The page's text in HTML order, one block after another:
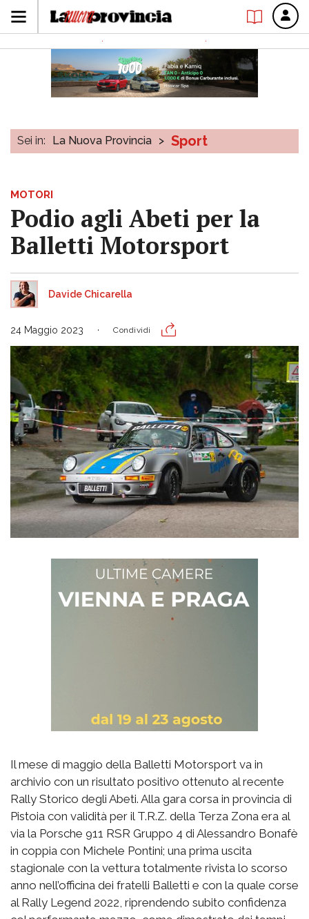
Sei in: La Nuova Provincia > Sport
MOTORI
Podio agli Abeti per la
Balletti Motorsport
Davide Chicarella
24 Maggio 2023 Condividi
Il mese di maggio della Balletti Motorsport va in
archivio con un risultato positivo ottenuto al recente
Rally Storico degli Abeti. Alla gara corsa in provincia di
Pistoia con validità per il T.R.Z. della Terza Zona era al
via la Porsche 911 RSR Gruppo 4 di Alessandro Bonafè
in coppia con Michele Pontini; una prima uscita
stagionale con la vettura totalmente rivista lo scorso
anno nell’officina dei fratelli Balletti e con la quale corse
al Rally Legend 2022, riprendendo subito confidenza